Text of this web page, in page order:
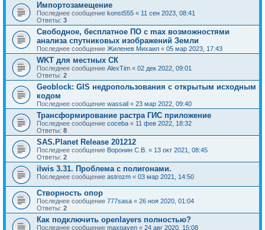
Импортозамещение
Последнее сообщение konst555 « 11 сен 2023, 08:41
Ответы: 3
Свободное, бесплатное ПО с max возможностями
анализа спутниковых изображений Земли
Последнее сообщение Жиленев Михаил « 05 мар 2023, 17:43
WKT для местных СК
Последнее сообщение AlexTim « 02 дек 2022, 09:01
Ответы: 2
Geoblock: GIS недропользования с открытым исходным
кодом
Последнее сообщение wassail « 23 мар 2022, 09:40
Трансформирование растра ГИС приложение
Последнее сообщение coceba « 11 фев 2022, 18:32
Ответы: 8
SAS.Planet Release 201212
Последнее сообщение Воронин С.В. « 13 окт 2021, 08:45
Ответы: 2
ilwis 3.31. Проблема с полигонами.
Последнее сообщение astrozm « 03 мар 2021, 14:50
Створность опор
Последнее сообщение 777sasa « 26 ноя 2020, 01:04
Ответы: 2
Как подключить openlayers полностью?
Последнее сообщение maxpayen « 24 авг 2020, 15:08